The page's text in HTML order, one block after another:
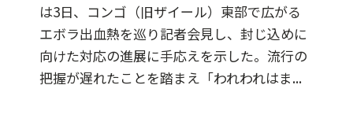
は3日、コンゴ（旧ザイール）東部で広がる
エボラ出血熱を巡り記者会見し、封じ込めに
向けた対応の進展に手応えを示した。流行の
把握が遅れたことを踏まえ「われわれはま...